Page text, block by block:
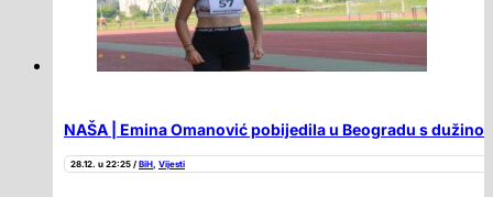
NAŠA | Emina Omanović pobijedila u Beogradu s
28.12. u 22:25 / BiH, Vijesti